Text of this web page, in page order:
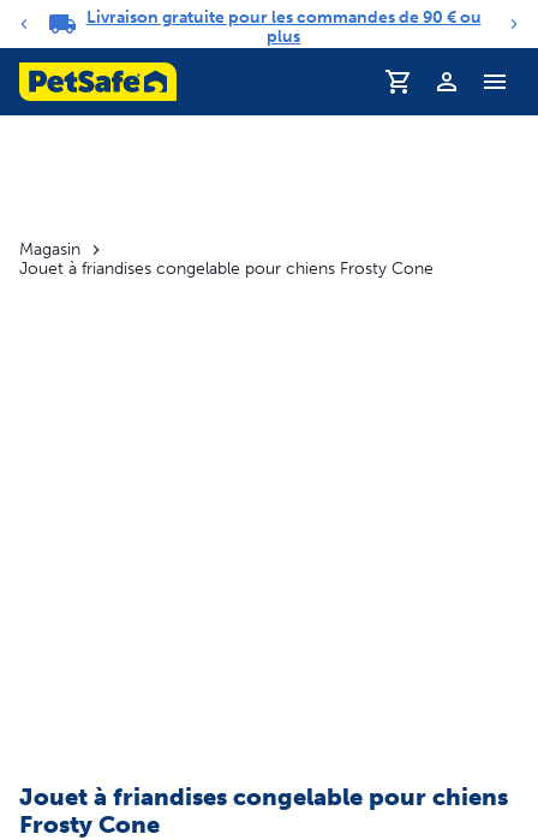
Carrousel de notifications
Livraison gratuite pour les commandes de 90 € ou
plus
Profil
Magasin
Jouet à friandises congelable pour chiens Frosty Cone
Jouet à friandises congelable pour chiens
Frosty Cone